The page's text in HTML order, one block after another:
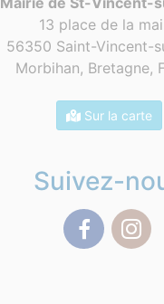
13 place de la
56350 Saint-Vincent-
Morbihan, Bretagne,
Sur la carte
Suivez-